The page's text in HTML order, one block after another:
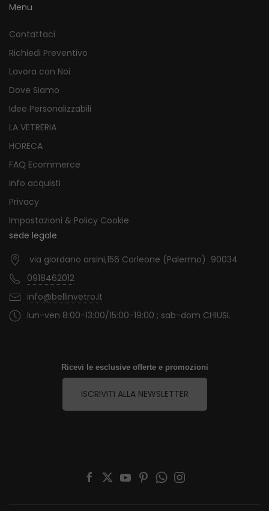
Menu
Contattaci
Richiedi Preventivo
Lavora con Noi
Dove Siamo
Idee Personalizzabili
LA VETRERIA
HORECA
FAQ Ecommerce
Info acquisti
Privacy
Impostazioni & Policy Cookie
sede legale
via giordano orsini,156 Corleone (Palermo) 90034
0918462012
info@bellinvetro.it
lun-ven 8:00-13:00/15:00-19:00 ; sab-dom CHIUSI.
Ricevi le esclusive offerte e promozioni
ISCRIVITI ALLA NEWSLETTER